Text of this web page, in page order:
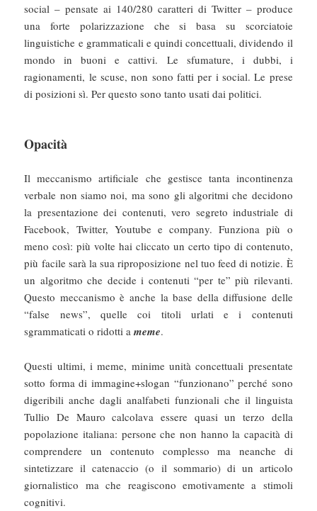
social – pensate ai 140/280 caratteri di Twitter – produce
una forte polarizzazione che si basa su scorciatoie
linguistiche e grammaticali e quindi concettuali, dividendo il
mondo in buoni e cattivi. Le sfumature, i dubbi, i
ragionamenti, le scuse, non sono fatti per i social. Le prese
di posizioni sì. Per questo sono tanto usati dai politici.
Opacità
Il meccanismo artificiale che gestisce tanta incontinenza
verbale non siamo noi, ma sono gli algoritmi che decidono
la presentazione dei contenuti, vero segreto industriale di
Facebook, Twitter, Youtube e company. Funziona più o
meno così: più volte hai cliccato un certo tipo di contenuto,
più facile sarà la sua riproposizione nel tuo feed di notizie. È
un algoritmo che decide i contenuti “per te” più rilevanti.
Questo meccanismo è anche la base della diffusione delle
“false news”, quelle coi titoli urlati e i contenuti
sgrammaticati o ridotti ameme.
Questi ultimi, i meme, minime unità concettuali presentate
sotto forma di immagine+slogan “funzionano” perché sono
digeribili anche dagli analfabeti funzionali che il linguista
Tullio De Mauro calcolava essere quasi un terzo della
popolazione italiana: persone che non hanno la capacità di
comprendere un contenuto complesso ma neanche di
sintetizzare il catenaccio (o il sommario) di un articolo
giornalistico ma che reagiscono emotivamente a stimoli
cognitivi.